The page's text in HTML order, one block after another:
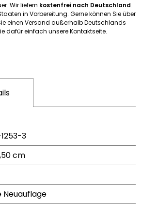
Wir liefern kostenfrei nach Deutschland.
in Vorbereitung. Gerne können Sie über
einen Versand außerhalb Deutschlands
dafür einfach unsere Kontaktseite.
3
cm
Neuauflage